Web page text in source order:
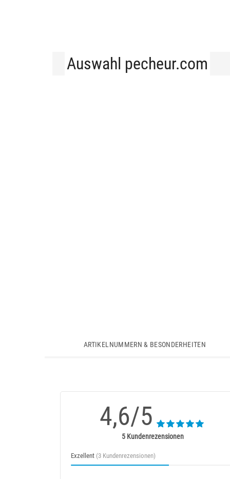
Auswahl pecheur.com
ARTIKELNUMMERN & BESONDERHEITEN
4,6/5
5 Kundenrezensionen
Exzellent (3 Kundenrezensionen)